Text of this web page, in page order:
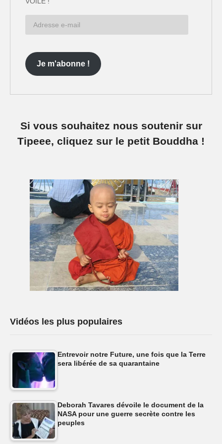
Je m'abonne !
Si vous souhaitez nous soutenir sur
Tipeee, cliquez sur le petit Bouddha !
Vidéos les plus populaires
Entrevoir notre Future, une fois que la Terre
sera libérée de sa quarantaine
Deborah Tavares dévoile le document de la
NASA pour une guerre secrète contre les
peuples